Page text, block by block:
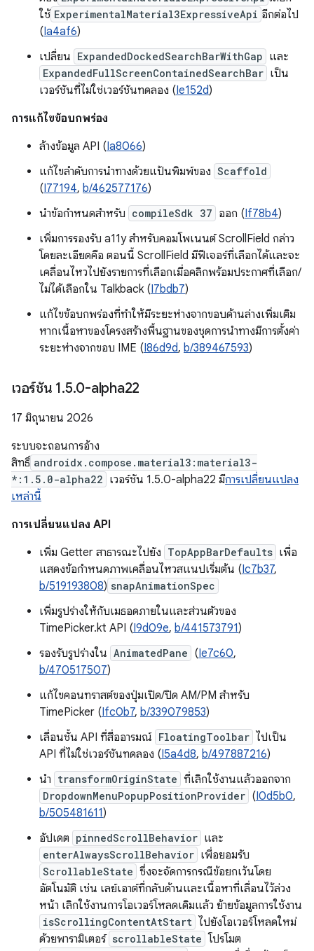
ใช้ ExperimentalMaterial3ExpressiveApi อีกต่อไป
(Ia4af6)
เปลี่ยน ExpandedDockedSearchBarWithGap และ
ExpandedFullScreenContainedSearchBar เป็น
เวอร์ชันที่ไม่ใช่เวอร์ชันทดลอง (Ie152d)
การแก้ไขข้อบกพร่อง
ล้างข้อมูล API (Ia8066)
แก้ไขลำดับการนำทางด้วยแป้นพิมพ์ของ Scaffold
(I77194, b/462577176)
นำข้อกำหนดสำหรับ compileSdk 37 ออก (If78b4)
เพิ่มการรองรับ a11y สำหรับคอมโพเนนต์ ScrollField กล่าว
โดยละเอียดคือ ตอนนี้ ScrollField มีฟีเจอร์ที่เลือกได้และจะ
เคลื่อนไหวไปยังรายการที่เลือกเมื่อคลิกพร้อมประกาศที่เลือก/
ไม่ได้เลือกใน Talkback (I7bdb7)
แก้ไขข้อบกพร่องที่ทำให้มีระยะห่างจากขอบด้านล่างเพิ่มเติม
หากเนื้อหาของโครงสร้างพื้นฐานของชุดการนำทางมีการตั้งค่า
ระยะห่างจากขอบ IME (I86d9d, b/389467593)
เวอร์ชัน 1.5.0-alpha22
17 มิถุนายน 2026
ระบบจะถอนการอ้าง
สิทธิ์ androidx.compose.material3:material3-
*:1.5.0-alpha22 เวอร์ชัน 1.5.0-alpha22 มีการเปลี่ยนแปลง
เหล่านี้
การเปลี่ยนแปลง API
เพิ่ม Getter สาธารณะไปยัง TopAppBarDefaults เพื่อ
แสดงข้อกำหนดภาพเคลื่อนไหวสแนปเริ่มต้น (Ic7b37,
b/519193808) snapAnimationSpec
เพิ่มรูปร่างให้กับเมธอดภายในและส่วนตัวของ
TimePicker.kt API (I9d09e, b/441573791)
รองรับรูปร่างใน AnimatedPane (Ie7c60,
b/470517507)
แก้ไขคอนทราสต์ของปุ่มเปิด/ปิด AM/PM สำหรับ
TimePicker (Ifc0b7, b/339079853)
เลื่อนชั้น API ที่สื่ออารมณ์ FloatingToolbar ไปเป็น
API ที่ไม่ใช่เวอร์ชันทดลอง (I5a4d8, b/497887216)
นำ transformOriginState ที่เลิกใช้งานแล้วออกจาก
DropdownMenuPopupPositionProvider (I0d5b0,
b/505481611)
อัปเดต pinnedScrollBehavior และ
enterAlwaysScrollBehavior เพื่อยอมรับ
ScrollableState ซึ่งจะจัดการกรณีข้อยกเว้นโดย
อัตโนมัติ เช่น เลย์เอาต์ที่กลับด้านและเนื้อหาที่เลื่อนไว้ล่วง
หน้า เลิกใช้งานการโอเวอร์โหลดเดิมแล้ว ย้ายข้อมูลการใช้งาน
isScrollingContentAtStart ไปยังโอเวอร์โหลดใหม่
ด้วยพารามิเตอร์ scrollableState โปรโมต